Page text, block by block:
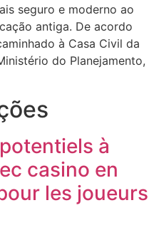
seguro e moderno ao
antiga. De acordo
à Casa Civil da
do Planejamento,
à
casino en
les joueurs